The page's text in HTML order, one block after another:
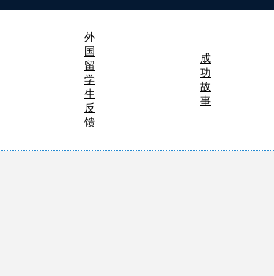
外
国
留
学
生
反
馈
成
功
故
事